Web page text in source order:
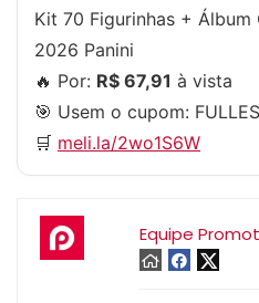
Kit 70 Figurinhas +
2026 Panini
🔥 Por: R$ 67,91 à vista
🎯 Usem o cupom:
🛒 meli.la/2wo1S6W
Equipe